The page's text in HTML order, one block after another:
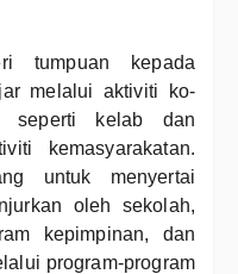
tumpuan kepada
melalui aktiviti ko-
seperti kelab dan
kemasyarakatan.
untuk menyertai
oleh sekolah,
kepimpinan, dan
program-program